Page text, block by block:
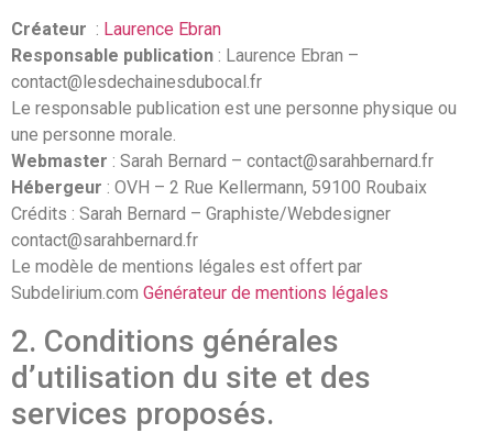
Créateur : Laurence Ebran
Responsable publication : Laurence Ebran –
contact@lesdechainesdubocal.fr
Le responsable publication est une personne physique ou
une personne morale.
Webmaster : Sarah Bernard – contact@sarahbernard.fr
Hébergeur : OVH – 2 Rue Kellermann, 59100 Roubaix
Crédits : Sarah Bernard – Graphiste/Webdesigner
contact@sarahbernard.fr
Le modèle de mentions légales est offert par
Subdelirium.com Générateur de mentions légales
2. Conditions générales
d’utilisation du site et des
services proposés.